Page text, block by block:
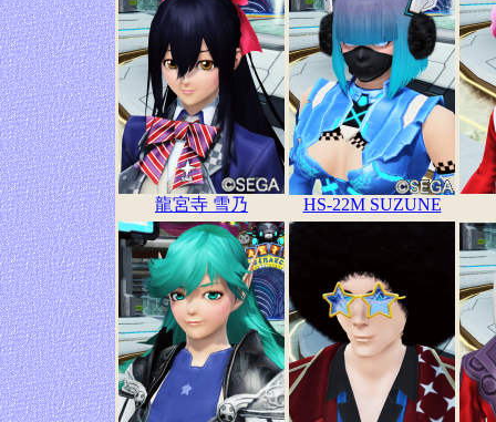
龍宮寺 雪乃 HS-22M SUZUNE